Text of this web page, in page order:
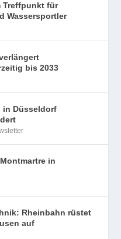
Treffpunkt für
Wassersportler
bis 2033
in Düsseldorf
in
Rheinbahn rüstet
auf